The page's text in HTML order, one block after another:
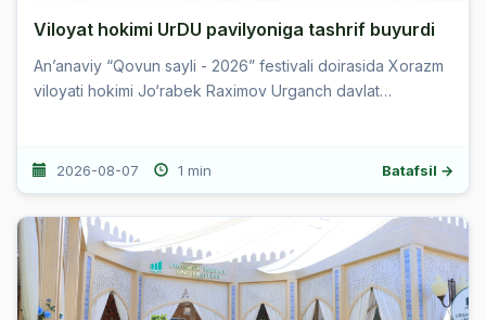
Viloyat hokimi UrDU pavilyoniga tashrif buyurdi
Anʼanaviy “Qovun sayli - 2026” festivali doirasida Xorazm
viloyati hokimi Jo‘rabek Raximov Urganch davlat
2026-08-07 1 min Batafsil →